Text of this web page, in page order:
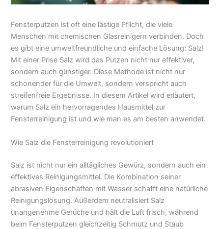
Fensterputzen ist oft eine lästige Pflicht, die viele
Menschen mit chemischen Glasreinigern verbinden. Doch
es gibt eine umweltfreundliche und einfache Lösung: Salz!
Mit einer Prise Salz wird das Putzen nicht nur effektiver,
sondern auch günstiger. Diese Methode ist nicht nur
schonender für die Umwelt, sondern verspricht auch
streifenfreie Ergebnisse. In diesem Artikel wird erläutert,
warum Salz ein hervorragendes Hausmittel zur
Fensterreinigung ist und wie man es am besten anwendet.
Wie Salz die Fensterreinigung revolutioniert
Salz ist nicht nur ein alltägliches Gewürz, sondern auch ein
effektives Reinigungsmittel. Die Kombination seiner
abrasiven Eigenschaften mit Wasser schafft eine natürliche
Reinigungslösung. Außerdem neutralisiert Salz
unangenehme Gerüche und hält die Luft frisch, während
beim Fensterputzen gleichzeitig Schmutz und Staub